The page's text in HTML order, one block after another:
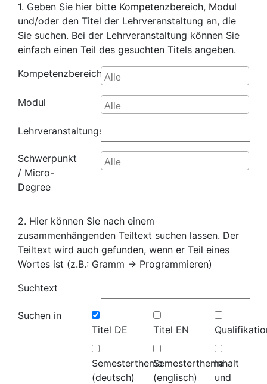
1. Geben Sie hier bitte Kompetenzbereich, Modul
und/oder den Titel der Lehrveranstaltung an, die
Sie suchen. Bei der Lehrveranstaltung können Sie
einfach einen Teil des gesuchten Titels angeben.
Kompetenzbereich
Modul
Lehrveranstaltungsname
Schwerpunkt
/ Micro-
Degree
2. Hier können Sie nach einem
zusammenhängenden Teiltext suchen lassen. Der
Teiltext wird auch gefunden, wenn er Teil eines
Wortes ist (z.B.: Gramm -> Programmieren)
Suchtext
Suchen in
Titel DE
Titel EN
Semesterthema
(deutsch)
Semesterthema
(englisch)
Inhalt
und